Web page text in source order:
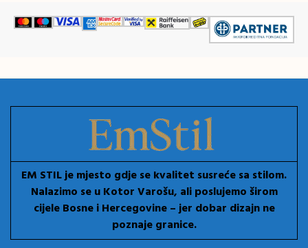
EM STIL je mjesto gdje se kvalitet susreće sa stilom.
Nalazimo se u Kotor Varošu, ali poslujemo širom
cijele Bosne i Hercegovine – jer dobar dizajn ne
poznaje granice.